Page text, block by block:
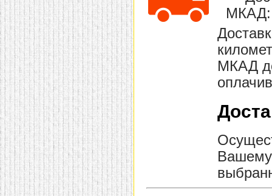
домашнем использовании.
Эта мебель имеет
некоторые преимущества
перед той же стенкой для
гостиной, к примеру,
поскольку она более
легкая и не загромождает
пространство. В спальне
этот предмет можно
поставить у изголовья
кровати, чтобы заполнить
пустующее там
место. Также стеллажи
очень часто используют в
качестве разграничителей
комнаты, например, на
рабочую зону и
пространство для отдыха.
Особенно это актуально
для однокомнатных
квартир.
МКАД:
МКАД
Вашему